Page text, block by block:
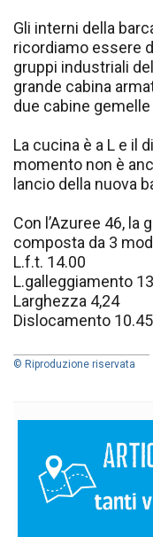
Gli interni della
ricordiamo essere
gruppi industriali
grande cabina
due cabine gemelle
La cucina è a L e il
momento non è
lancio della nuova
Con l’Azuree 46, la
composta da 3
L.f.t. 14.00
L.galleggiamento
Larghezza 4,24
Dislocamento
© Riproduzione riservata